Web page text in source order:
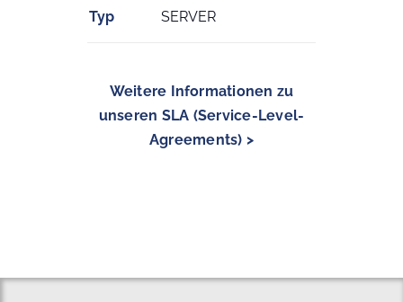
Typ SERVER
Weitere Informationen zu
unseren SLA (Service-Level-
Agreements) >